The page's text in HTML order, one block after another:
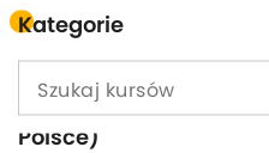
Kategorie
Jak wydać i sprzedać
Polsce)